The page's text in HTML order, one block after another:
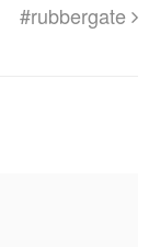
#rubbergate